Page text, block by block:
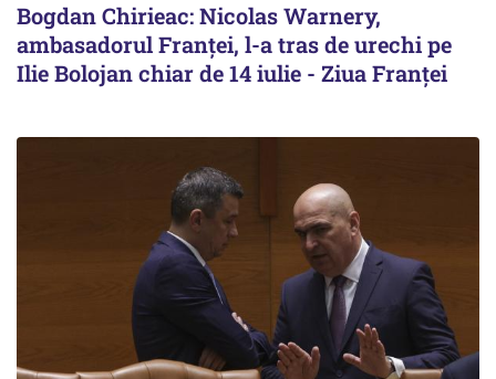
Bogdan Chirieac: Nicolas Warnery,
ambasadorul Franței, l-a tras de urechi pe
Ilie Bolojan chiar de 14 iulie - Ziua Franței